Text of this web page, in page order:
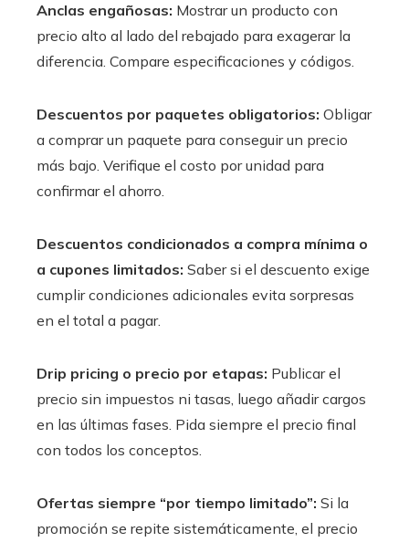
Anclas engañosas: Mostrar un producto con
precio alto al lado del rebajado para exagerar la
diferencia. Compare especificaciones y códigos.
Descuentos por paquetes obligatorios: Obligar
a comprar un paquete para conseguir un precio
más bajo. Verifique el costo por unidad para
confirmar el ahorro.
Descuentos condicionados a compra mínima o
a cupones limitados: Saber si el descuento exige
cumplir condiciones adicionales evita sorpresas
en el total a pagar.
Drip pricing o precio por etapas: Publicar el
precio sin impuestos ni tasas, luego añadir cargos
en las últimas fases. Pida siempre el precio final
con todos los conceptos.
Ofertas siempre “por tiempo limitado”: Si la
promoción se repite sistemáticamente, el precio